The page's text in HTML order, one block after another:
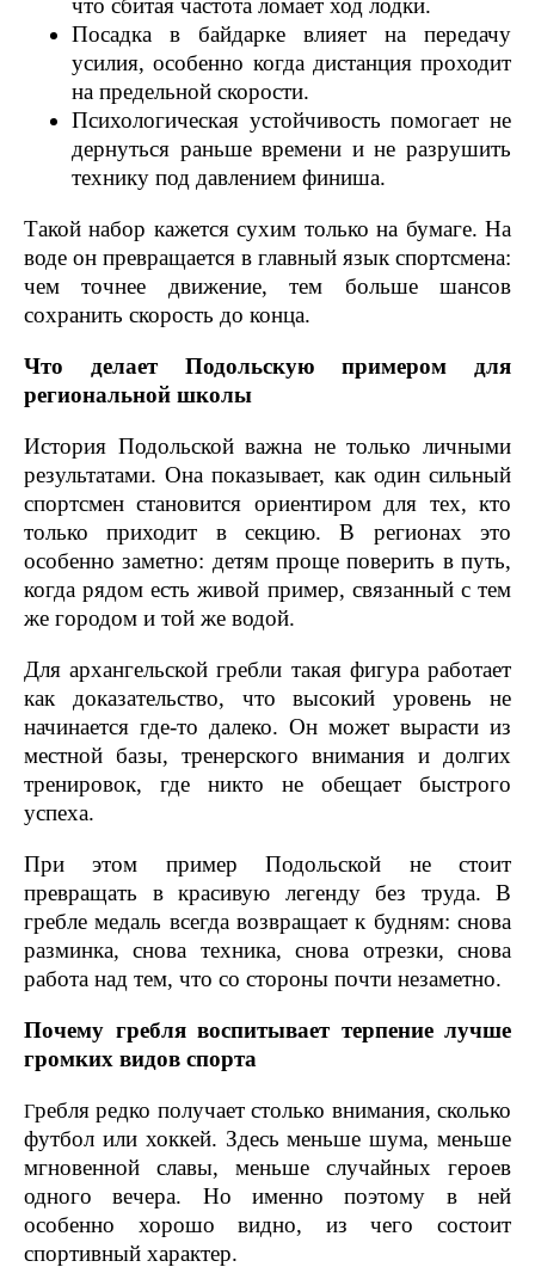
что сбитая частота ломает ход лодки.
Посадка в байдарке влияет на передачу
усилия, особенно когда дистанция проходит
на предельной скорости.
Психологическая устойчивость помогает не
дернуться раньше времени и не разрушить
технику под давлением финиша.
Такой набор кажется сухим только на бумаге. На
воде он превращается в главный язык спортсмена:
чем точнее движение, тем больше шансов
сохранить скорость до конца.
Что делает Подольскую примером для
региональной школы
История Подольской важна не только личными
результатами. Она показывает, как один сильный
спортсмен становится ориентиром для тех, кто
только приходит в секцию. В регионах это
особенно заметно: детям проще поверить в путь,
когда рядом есть живой пример, связанный с тем
же городом и той же водой.
Для архангельской гребли такая фигура работает
как доказательство, что высокий уровень не
начинается где-то далеко. Он может вырасти из
местной базы, тренерского внимания и долгих
тренировок, где никто не обещает быстрого
успеха.
При этом пример Подольской не стоит
превращать в красивую легенду без труда. В
гребле медаль всегда возвращает к будням: снова
разминка, снова техника, снова отрезки, снова
работа над тем, что со стороны почти незаметно.
Почему гребля воспитывает терпение лучше
громких видов спорта
Гребля редко получает столько внимания, сколько
футбол или хоккей. Здесь меньше шума, меньше
мгновенной славы, меньше случайных героев
одного вечера. Но именно поэтому в ней
особенно хорошо видно, из чего состоит
спортивный характер.